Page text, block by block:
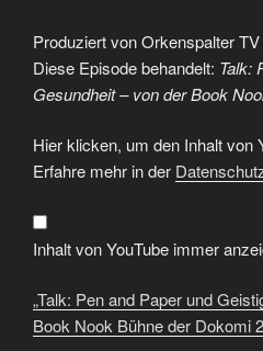
Produziert von Orkenspalter TV
Diese Episode behandelt: Talk:
Gesundheit – von der Book
„Talk:
Pen
and
Paper
Geistige
Gesundheit
–
von
Book
Nook
Bühne
der
Hier klicken, um den Inhalt von
Erfahre mehr in der
Inhalt von YouTube immer
„Talk: Pen and Paper und
Book Nook Bühne der Dokomi